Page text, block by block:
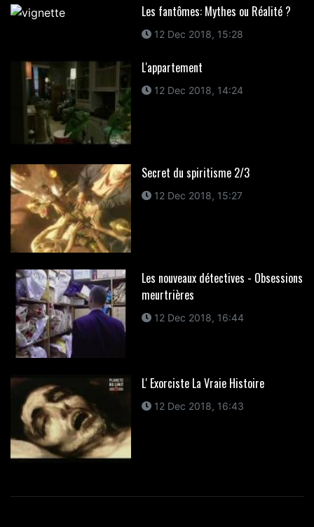
Les fantômes: Mythes ou Réalité ?
12 Dec 2018, 15:28
L'appartement
12 Dec 2018, 14:24
Secret du spiritisme 2/3
12 Dec 2018, 15:27
Les nouveaux détectives - Obsessions
meurtrières
12 Dec 2018, 16:44
L' Exorciste La Vraie Histoire
12 Dec 2018, 16:43